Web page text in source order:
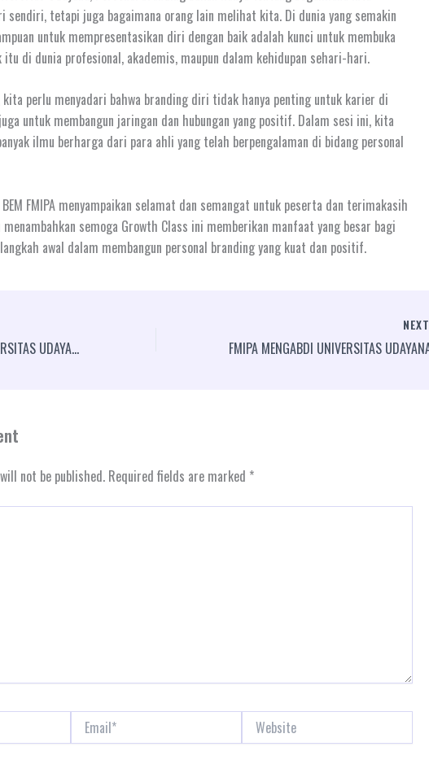
sendiri, tetapi juga bagaimana orang lain melihat kita. Di dunia yang semakin
untuk mempresentasikan diri dengan baik adalah kunci untuk membuka
itu di dunia profesional, akademis, maupun dalam kehidupan sehari-hari.
kita perlu menyadari bahwa branding diri tidak hanya penting untuk karier di
untuk membangun jaringan dan hubungan yang positif. Dalam sesi ini, kita
ilmu berharga dari para ahli yang telah berpengalaman di bidang personal
FMIPA menyampaikan selamat dan semangat untuk peserta dan terimakasih
semoga Growth Class ini memberikan manfaat yang besar bagi
awal dalam membangun personal branding yang kuat dan positif.
SCIENCE FEST FMIPA UNIVERSITAS UDAYANA
NEXT
not be published. Required fields are marked *
Email* Website